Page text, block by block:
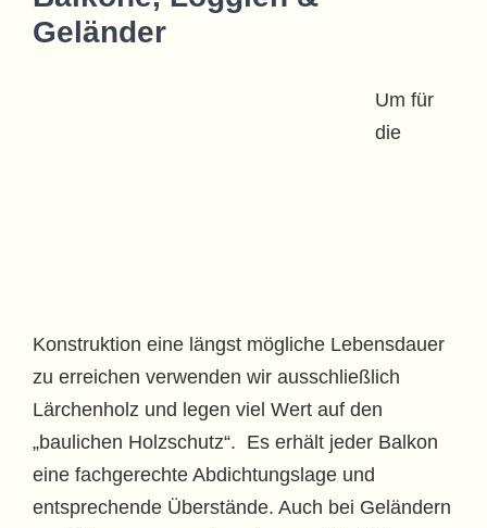
Geländer
Um für
die
Konstruktion eine längst mögliche Lebensdauer
zu erreichen verwenden wir ausschließlich
Lärchenholz und legen viel Wert auf den
„baulichen Holzschutz“. Es erhält jeder Balkon
eine fachgerechte Abdichtungslage und
entsprechende Überstände. Auch bei Geländern